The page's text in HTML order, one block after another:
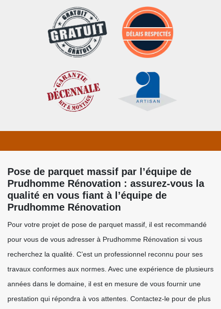
Pose de parquet massif par l’équipe de
Prudhomme Rénovation : assurez-vous la
qualité en vous fiant à l’équipe de
Prudhomme Rénovation
Pour votre projet de pose de parquet massif, il est recommandé
pour vous de vous adresser à Prudhomme Rénovation si vous
recherchez la qualité. C’est un professionnel reconnu pour ses
travaux conformes aux normes. Avec une expérience de plusieurs
années dans le domaine, il est en mesure de vous fournir une
prestation qui répondra à vos attentes. Contactez-le pour de plus